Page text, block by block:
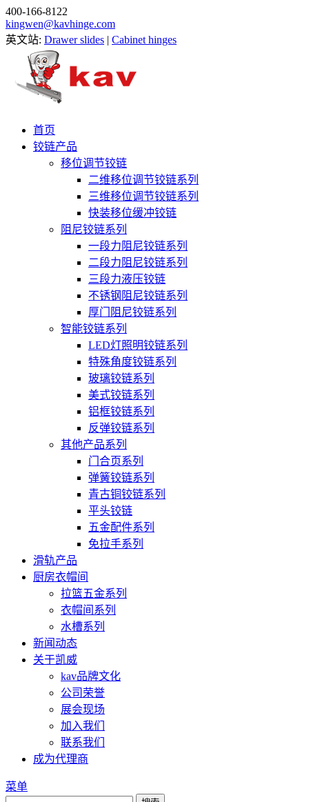
400-166-8122
kingwen@kavhinge.com
英文站: Drawer slides | Cabinet hinges
首页
铰链产品
移位调节铰链
二维移位调节铰链系列
三维移位调节铰链系列
快装移位缓冲铰链
阻尼铰链系列
一段力阻尼铰链系列
二段力阻尼铰链系列
三段力液压铰链
不锈钢阻尼铰链系列
厚门阻尼铰链系列
智能铰链系列
LED灯照明铰链系列
特殊角度铰链系列
玻璃铰链系列
美式铰链系列
铝框铰链系列
反弹铰链系列
其他产品系列
门合页系列
弹簧铰链系列
青古铜铰链系列
平头铰链
五金配件系列
免拉手系列
滑轨产品
厨房衣帽间
拉篮五金系列
衣帽间系列
水槽系列
新闻动态
关于凯威
kav品牌文化
公司荣誉
展会现场
加入我们
联系我们
成为代理商
菜单